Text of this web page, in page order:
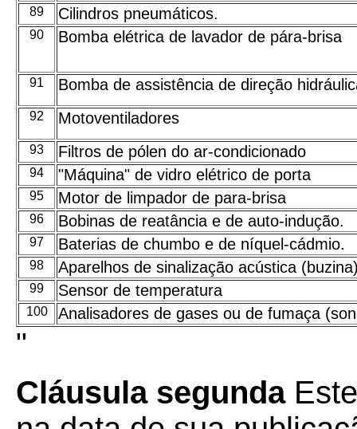
89 Cilindros pneumáticos.
90 Bomba elétrica de lavador de pára-brisa
91 Bomba de assistência de direção
92 Motoventiladores
93 Filtros de pólen do ar-condicionado
94 "Máquina" de vidro elétrico de porta
95 Motor de limpador de para-brisa
96 Bobinas de reatância e de auto-indução.
97 Baterias de chumbo e de níquel-cádmio.
98 Aparelhos de sinalização acústica
99 Sensor de temperatura
100 Analisadores de gases ou de fumaça
"
Cláusula segunda